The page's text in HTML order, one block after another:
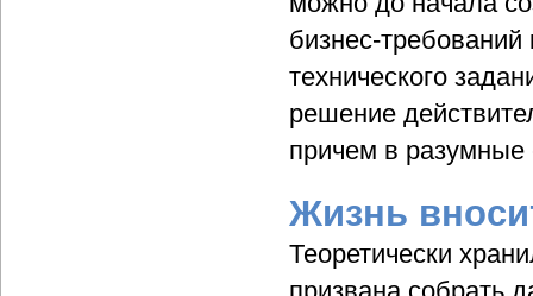
бизнес-
технического
решение
причем в
Жизнь
Теоретически